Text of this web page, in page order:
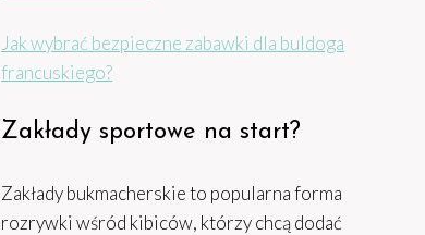
Jak wybrać bezpieczne zabawki dla buldoga
francuskiego?
Zakłady sportowe na start?
Zakłady bukmacherskie to popularna forma
rozrywki wśród kibiców, którzy chcą dodać